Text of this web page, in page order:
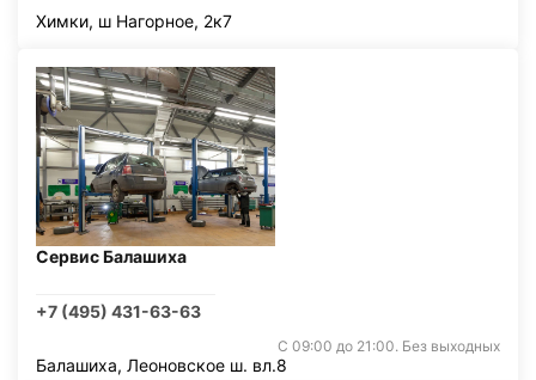
Химки, ш Нагорное, 2к7
Сервис Балашиха
+7 (495) 431-63-63
С 09:00 до 21:00. Без выходных
Балашиха, Леоновское ш. вл.8